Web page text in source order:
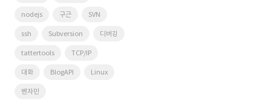
nodejs 구근 SVN
ssh Subversion 디버깅
tattertools TCP/IP
대화 BlogAPI Linux
벤자민